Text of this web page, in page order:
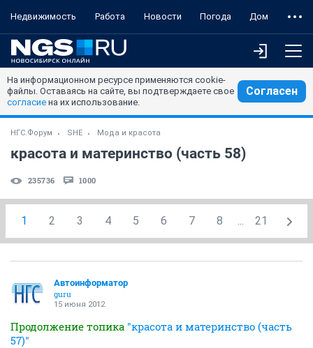
Недвижимость Работа Новости Погода Дом
На информационном ресурсе применяются cookie-
файлы. Оставаясь на сайте, вы подтверждаете свое
согласие на их использование.
Согласен
НГС.Форум SHE Мода и красота
красота и материнство (часть 58)
235736 1000
1 2 3 4 5 6 7 8 ... 21
Автоинформатор
guru
15 июня 2012
Продолжение топика "красота и материнство (часть
57)"